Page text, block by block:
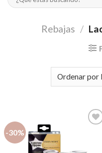
por:
Rebajas /
-30%